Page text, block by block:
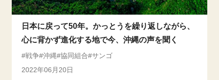
日本に戻って50年。かっとうを繰り返しながら、
心に背かず進化する地で今、沖縄の声を聞く
戦争 沖縄 協同組合 サンゴ
2022年06月20日